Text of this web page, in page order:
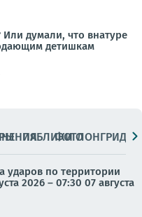
Или думали, что внатуре
детишкам
ПАБЛИКИ
ФОТОЛОНГРИДЫ
ударов по территории
2026 – 07:30 07 августа